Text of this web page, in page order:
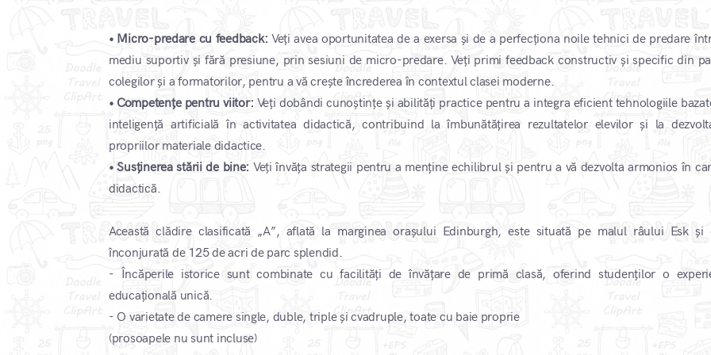
• Micro-predare cu feedback: Veți avea oportunitatea de a exersa și de a perfecționa noile tehnici de predare
mediu suportiv și fără presiune, prin sesiuni de micro-predare. Veți primi feedback constructiv și specific din
colegilor și a formatorilor, pentru a vă crește încrederea în contextul clasei moderne.
• Competențe pentru viitor: Veți dobândi cunoștințe și abilități practice pentru a integra eficient tehnologiile
inteligență artificială în activitatea didactică, contribuind la îmbunătățirea rezultatelor elevilor și la
propriilor materiale didactice.
• Susținerea stării de bine: Veți învăța strategii pentru a menține echilibrul și pentru a vă dezvolta armonios în
didactică.
Această clădire clasificată „A”, aflată la marginea orașului Edinburgh, este situată pe malul râului Esk și
înconjurată de 125 de acri de parc splendid.
- Încăperile istorice sunt combinate cu facilități de învățare de primă clasă, oferind studenților o
educațională unică.
- O varietate de camere single, duble, triple și cvadruple, toate cu baie proprie
(prosoapele nu sunt incluse)